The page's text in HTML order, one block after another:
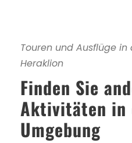
Touren und Ausflüge
Heraklion
Finden Sie
Aktivitäten in
Umgebung